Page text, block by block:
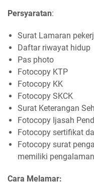
Persyaratan:
Surat Lamaran
Daftar riwayat hidup
Pas photo
Fotocopy KTP
Fotocopy KK
Fotocopy SKCK
Surat Keterangan
Fotocopy Ijasah
Fotocopy sertifikat
Fotocopy surat
memiliki
Cara Melamar: